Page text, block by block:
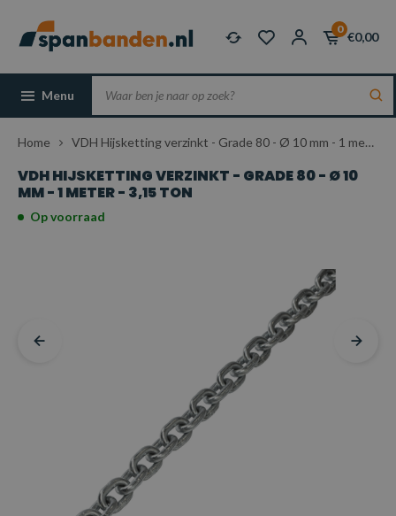
0
€0,00
Menu
Home VDH Hijsketting verzinkt - Grade 80 - Ø 10 mm - 1 meter - 3,15 ton
VDH HIJSKETTING VERZINKT - GRADE 80 - Ø 10
MM - 1 METER - 3,15 TON
Op voorraad